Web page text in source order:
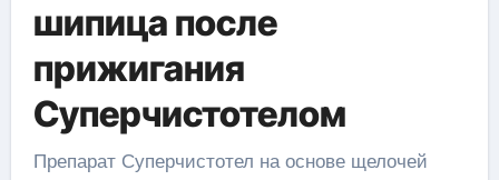
шипица после
прижигания
Суперчистотелом
Препарат Суперчистотел на основе щелочей